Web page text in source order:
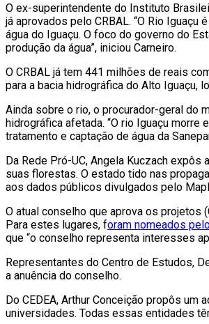
O ex-superintendente do Instituto
já aprovados pelo CRBAL. “O Rio
água do Iguaçu. O foco do governo do
produção da água”, iniciou Carneiro.
O CRBAL já tem 441 milhões de reais
para a bacia hidrográfica do Alto Iguaçu,
Ainda sobre o rio, o procurador-geral do
hidrográfica afetada. “O rio Iguaçu
tratamento e captação de água da
Da Rede Pró-UC, Angela Kuczach
suas florestas. O estado tido nas
aos dados públicos divulgados pelo
O atual conselho que aprova os projetos
Para estes lugares, foram nomeados
que “o conselho representa interesses
Representantes do Centro de Estudos,
a anuência do conselho.
Do CEDEA, Arthur Conceição propôs
universidades. Todas essas entidades